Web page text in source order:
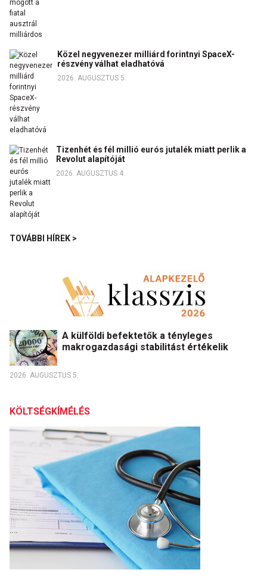
Közel negyvenezer milliárd forintnyi SpaceX-
részvény válhat eladhatóvá
2026. AUGUSZTUS 5.
Tizenhét és fél millió eurós jutalék miatt perlik a
Revolut alapítóját
2026. AUGUSZTUS 4.
TOVÁBBI HÍREK >
A külföldi befektetők a tényleges
makrogazdasági stabilitást értékelik
2026. AUGUSZTUS 5.
KÖLTSÉGKÍMÉLÉS